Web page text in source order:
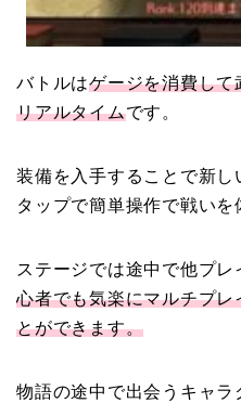
バトルはゲージを消費して
リアルタイムです。
装備を入手することで新し
タップで簡単操作で戦いを
ステージでは途中で他プ
心者でも気楽にマルチプ
とができます。
物語の途中で出会うキャ